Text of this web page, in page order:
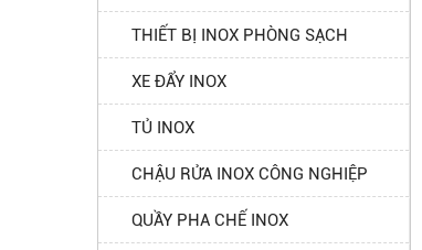
THIẾT BỊ INOX PHÒNG SẠCH
XE ĐẨY INOX
TỦ INOX
CHẬU RỬA INOX CÔNG NGHIỆP
QUẦY PHA CHẾ INOX